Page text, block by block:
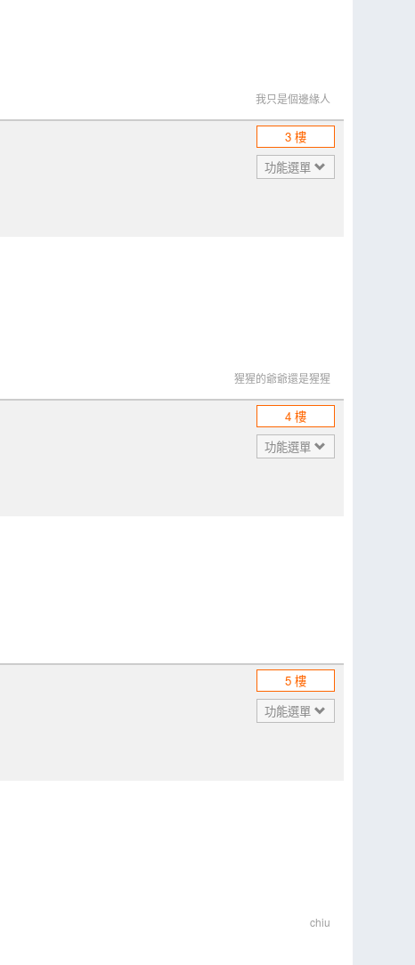
我只是個邊緣人
3 樓
功能選單
猩猩的爺爺還是猩猩
4 樓
功能選單
5 樓
功能選單
chiu